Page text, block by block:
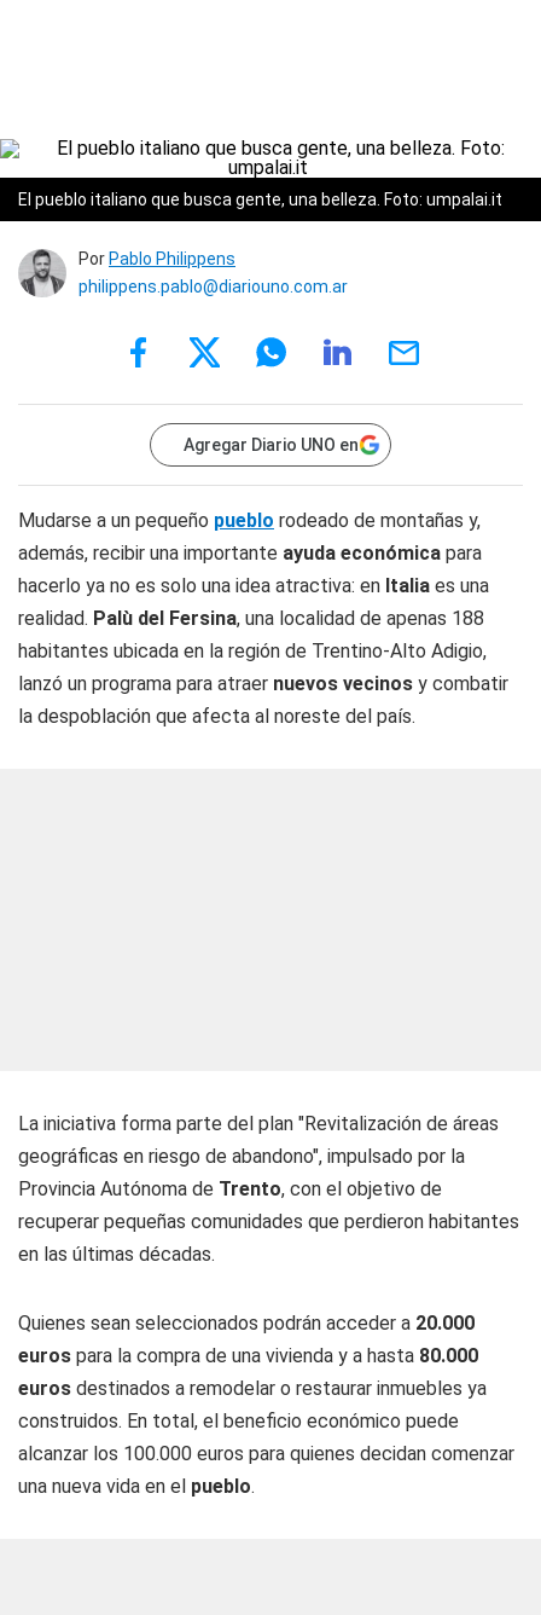
El pueblo italiano que busca gente, una belleza. Foto: umpalai.it
Por Pablo Philippens
philippens.pablo@diariouno.com.ar
Agregar Diario UNO en
Mudarse a un pequeño pueblo rodeado de montañas y,
además, recibir una importante ayuda económica para
hacerlo ya no es solo una idea atractiva: en Italia es una
realidad. Palù del Fersina, una localidad de apenas 188
habitantes ubicada en la región de Trentino-Alto Adigio,
lanzó un programa para atraer nuevos vecinos y combatir
la despoblación que afecta al noreste del país.
La iniciativa forma parte del plan "Revitalización de áreas
geográficas en riesgo de abandono", impulsado por la
Provincia Autónoma de Trento, con el objetivo de
recuperar pequeñas comunidades que perdieron habitantes
en las últimas décadas.
Quienes sean seleccionados podrán acceder a 20.000
euros para la compra de una vivienda y a hasta 80.000
euros destinados a remodelar o restaurar inmuebles ya
construidos. En total, el beneficio económico puede
alcanzar los 100.000 euros para quienes decidan comenzar
una nueva vida en el pueblo.